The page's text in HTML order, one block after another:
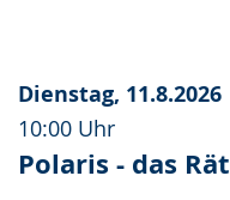
Dienstag, 11.8.2026
10:00 Uhr
Polaris - das